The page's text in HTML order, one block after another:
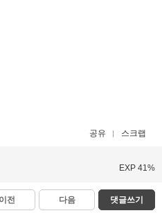
공유 스크랩
EXP 41%
이전 다음 댓글쓰기